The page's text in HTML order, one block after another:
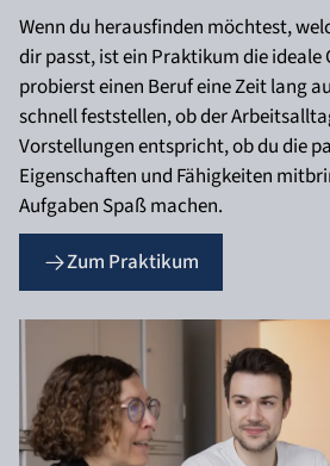
Wenn du herausfinden möchtest,
dir passt, ist ein Praktikum die ideale
probierst einen Beruf eine Zeit lang
schnell feststellen, ob der
Vorstellungen entspricht, ob du die
Eigenschaften und Fähigkeiten
Aufgaben Spaß machen.
Zum Praktikum